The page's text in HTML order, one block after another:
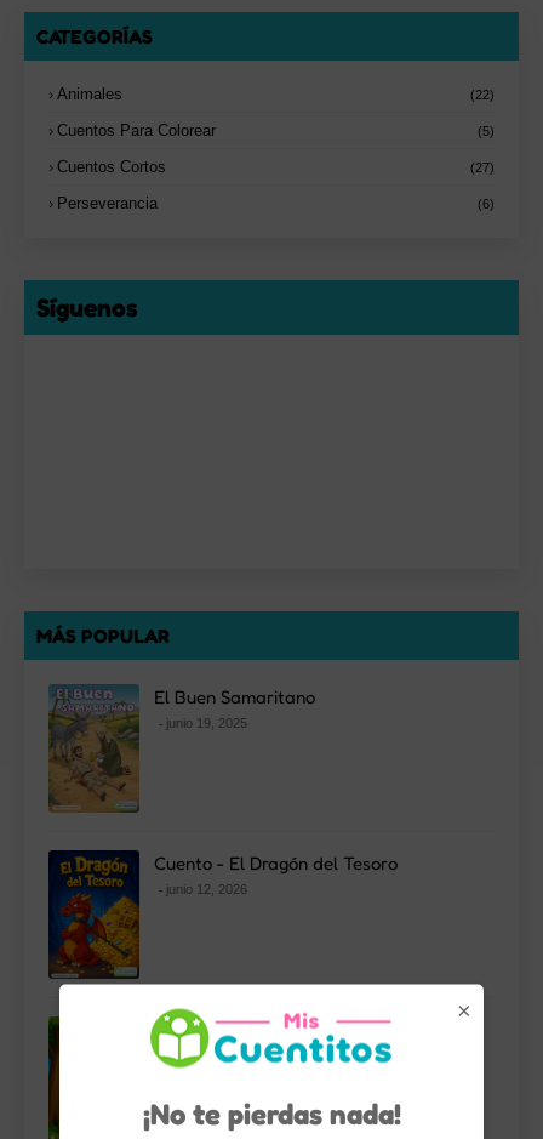
CATEGORÍAS
Animales (22)
Cuentos Para Colorear (5)
Cuentos Cortos (27)
Perseverancia (6)
Síguenos
MÁS POPULAR
El Buen Samaritano
junio 19, 2025
Cuento - El Dragón del Tesoro
junio 12, 2026
Cuentos - Toribio y las Nubes
Geométricas
×
¡No te pierdas nada!